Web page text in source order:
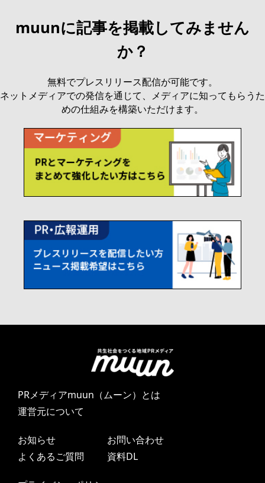
muunに記事を掲載してみません
か？
無料でプレスリリース配信が可能です。
ネットメディアでの発信を通じて、メディアに知ってもらうた
めの仕組みを構築いただけます。
PRメディアmuun（ムーン）とは
運営元について
お知らせ
よくあるご質問
お問い合わせ
資料DL